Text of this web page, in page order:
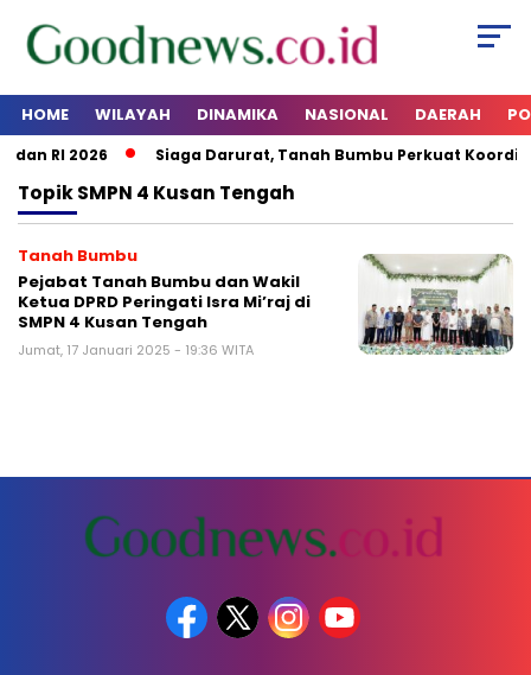
HOME WILAYAH DINAMIKA NASIONAL DAERAH
dan RI 2026 Siaga Darurat, Tanah Bumbu Perkuat
TopikSMPN 4 Kusan Tengah
Tanah Bumbu
Pejabat Tanah Bumbu dan Wakil
Ketua DPRD Peringati Isra Mi’raj di
SMPN 4 Kusan Tengah
Jumat, 17 Januari 2025 - 19:36 WITA